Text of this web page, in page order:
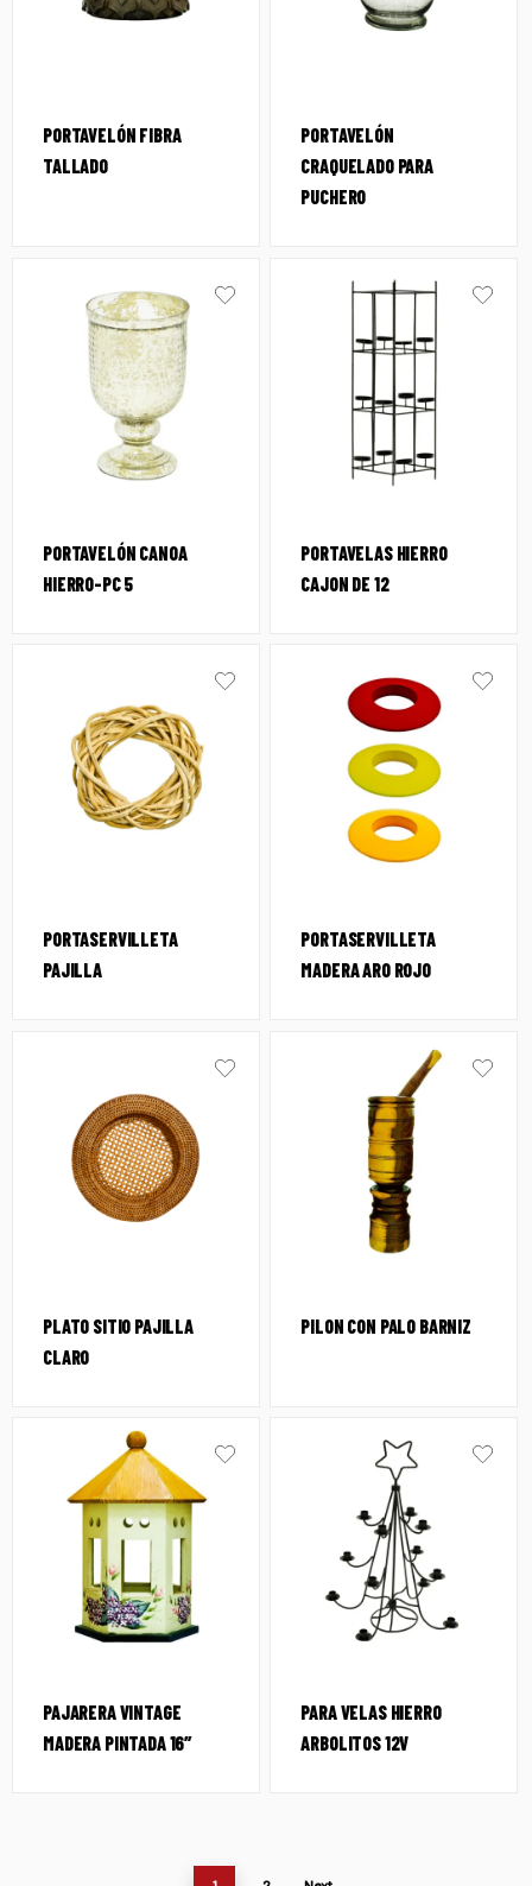
PORTAVELÓN FIBRA
TALLADO
PORTAVELÓN
CRAQUELADO PARA
PUCHERO
PORTAVELÓN CANOA
HIERRO-PC 5
PORTAVELAS HIERRO
CAJON DE 12
PORTASERVILLETA
PAJILLA
PORTASERVILLETA
MADERA ARO ROJO
PLATO SITIO PAJILLA
CLARO
PILON CON PALO BARNIZ
PAJARERA VINTAGE
MADERA PINTADA 16″
PARA VELAS HIERRO
ARBOLITOS 12V